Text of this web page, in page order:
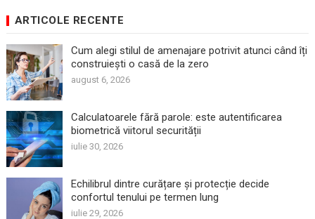
ARTICOLE RECENTE
Cum alegi stilul de amenajare potrivit atunci când îți
construiești o casă de la zero
august 6, 2026
Calculatoarele fără parole: este autentificarea
biometrică viitorul securității
iulie 30, 2026
Echilibrul dintre curățare și protecție decide
confortul tenului pe termen lung
iulie 29, 2026